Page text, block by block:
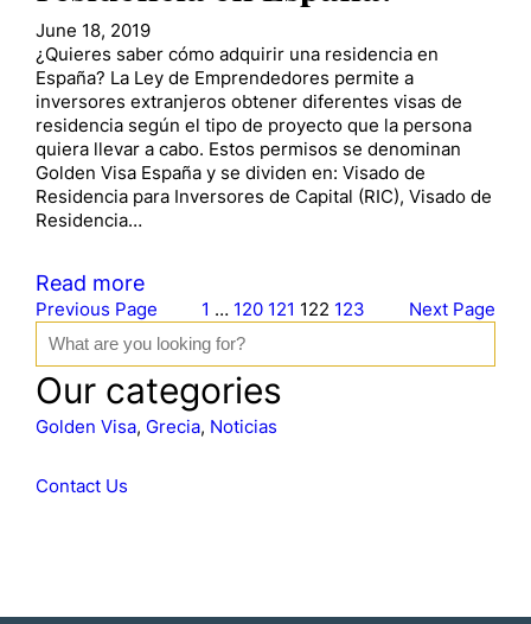
June 18, 2019
¿Quieres saber cómo adquirir una residencia en
España? La Ley de Emprendedores permite a
inversores extranjeros obtener diferentes visas de
residencia según el tipo de proyecto que la persona
quiera llevar a cabo. Estos permisos se denominan
Golden Visa España y se dividen en: Visado de
Residencia para Inversores de Capital (RIC), Visado de
Residencia…
Read more
Previous Page 1 … 120 121 122 123
Next Page
a
r
c
Our categories
Golden Visa, Grecia, Noticias
Contact Us